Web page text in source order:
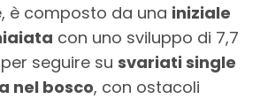
è composto da una iniziale
con uno sviluppo di 7,7
seguire su svariati single
nel bosco, con ostacoli